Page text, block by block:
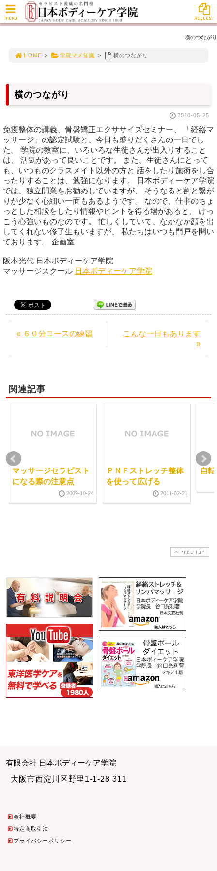
横のつながり
HOME > 学院マメ知識 > 横のつながり
横のつながり
2010-05-25
免疫整体の講義、骨盤矯正エクササイズセミナー、 「経絡マ
ッサージ」の認定試験と、今日も盛りだくさんの一日でし
た。 学院の教室に、いろいろな生徒さんが出入りすること
は、 活気があって良いことです。 また、生徒さんにとって
も、いつものクラスメイト以外の方と 話をしたり施術をし合
ったりすることは、勉強になります。 日本ボディーケア学院
では、独立開業をお勧めしていますが、 そうなると割と繋が
りが少なく心細い一面もあるようです。 なので、仕事のちょ
っとした相談をしたり情報やヒントを得る場があると、 けっ
こう心強いものなのです。 忙しくしていて、なかなか顔を出
してくれない修了生もいますが、 私たちはいつも門戸を開い
ております。 企画室
阪本光代 日本ボディーケア学院
マッサージスクール 日本ボディーケア学院
« ６０分コースの練習
こんな一日もあります
»
関連記事
マッサージセラピスト
になる際の注意点
2009-10-24
ＰＮＦストレッチ整体
を使って広げる
2011-02-21
自
PAGE TOP
有限会社 日本ボディーケア学院
大阪市西淀川区野里1-1-28 311
会社概要
特定商取引法
プライバシーポリシー
MENU REQUEST